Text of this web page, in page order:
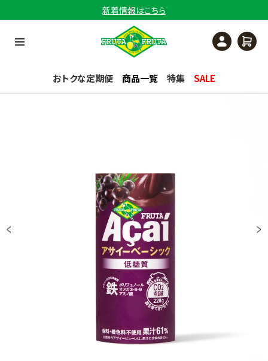
新着情報はこちら
おトクな定期便 商品一覧 特集 SALE